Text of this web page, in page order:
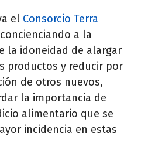
el Consorcio Terra
a la
la idoneidad de alargar
productos y reducir por
de otros nuevos,
la importancia de
alimentario que se
incidencia en estas